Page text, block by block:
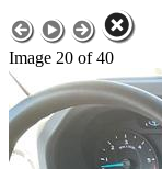
Image 20 of 40